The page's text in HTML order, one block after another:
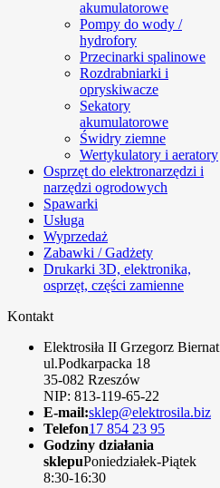
akumulatorowe
Pompy do wody /
hydrofory
Przecinarki spalinowe
Rozdrabniarki i
opryskiwacze
Sekatory
akumulatorowe
Świdry ziemne
Wertykulatory i aeratory
Osprzęt do elektronarzędzi i
narzędzi ogrodowych
Spawarki
Usługa
Wyprzedaż
Zabawki / Gadżety
Drukarki 3D, elektronika,
osprzęt, części zamienne
Kontakt
Elektrosiła II Grzegorz Biernat
ul.Podkarpacka 18
35-082 Rzeszów
NIP: 813-119-65-22
E-mail:sklep@elektrosila.biz
Telefon17 854 23 95
Godziny działania
sklepuPoniedziałek-Piątek
8:30-16:30